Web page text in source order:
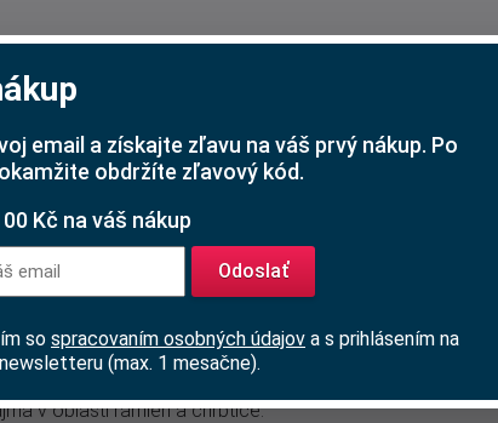
5 cm kratšia ako uvedený rozmer.
dokáže výrazne ovplyvniť výsledný komfort
ktorí chcú zo svojho matraca
v oblasti ramien a chrbtice.
email a získajte zľavu na váš prvý nákup. Po
obdržíte zľavový kód.
Kč na váš nákup
Odoslať
so spracovaním osobných údajov a s prihlásením na
(max. 1 mesačne).